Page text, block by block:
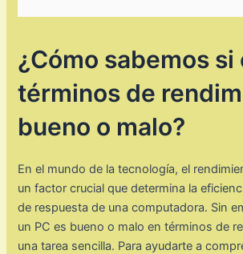
¿Cómo sabemos si
términos de
bueno o malo?
En el mundo de la tecnología, el
un factor crucial que determina la
de respuesta de una computadora. Sin
un PC es bueno o malo en términos de
una tarea sencilla. Para ayudarte a